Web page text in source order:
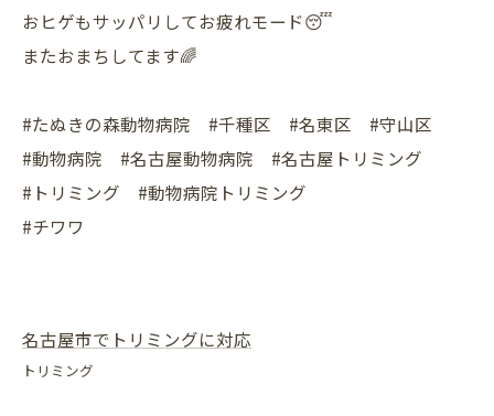
おヒゲもサッパリしてお疲れモード😴
またおまちしてます🌈
#たぬきの森動物病院 #千種区 #名東区 #守山区
#動物病院 #名古屋動物病院 #名古屋トリミング
#トリミング #動物病院トリミング
#チワワ
名古屋市でトリミングに対応
トリミング